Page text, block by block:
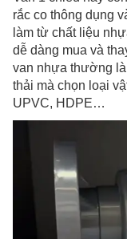
rắc co thông dụng
làm từ chất liệu
dễ dàng mua và
van nhựa thường
thải mà chọn loại
UPVC, HDPE…